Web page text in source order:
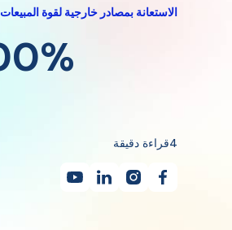
الاستعانة بمصادر خارجية لقوة المبيعات
4قراءة دقيقة